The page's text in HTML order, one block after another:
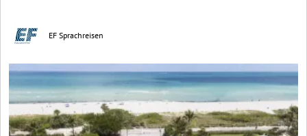
EF Sprachreisen